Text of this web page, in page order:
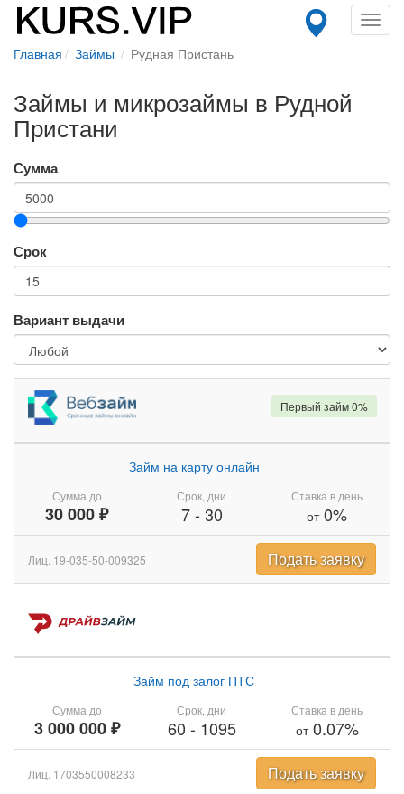
Главная Займы Рудная Пристань
Займы и микрозаймы в Рудной
Пристани
Сумма
Срок
Вариант выдачи
Сумма до
30 000 ₽
Займ на карту онлайн
Срок, дни
7- 30
Ставка в день
от0%
Первый займ 0%
Лиц. 19-035-50-009325 Подать заявку
Сумма до
3 000 000 ₽
Займ под залог ПТС
Срок, дни
60 - 1095
Ставка в день
от0.07%
Лиц. 1703550008233 Подать заявку